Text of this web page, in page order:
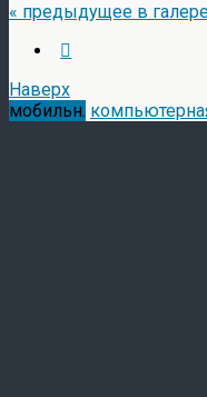
« предыдущее в
Наверх
мобильн.